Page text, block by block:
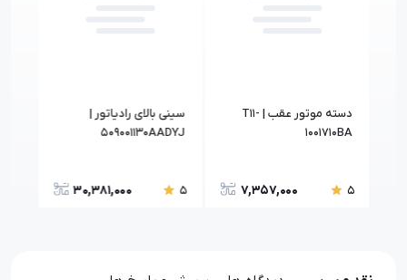
دسته موتور عقب | T11-
1001710BA
5
7,357,000
سینی بالای رادیاتور |
509001130AADYJ
5
30,381,000